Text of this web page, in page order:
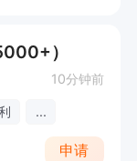
）
10分钟前
...
申请